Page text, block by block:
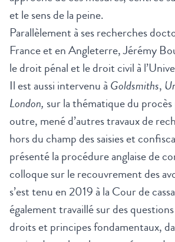
et le sens de la peine.
Parallèlement à ses recherches
France et en Angleterre, Jérémy
le droit pénal et le droit civil à
Il est aussi intervenu à Goldsmiths,
London, sur la thématique du procès
outre, mené d’autres travaux de
hors du champ des saisies et
présenté la procédure anglaise de
colloque sur le recouvrement des
s’est tenu en 2019 à la Cour de
également travaillé sur des
droits et principes fondamentaux,